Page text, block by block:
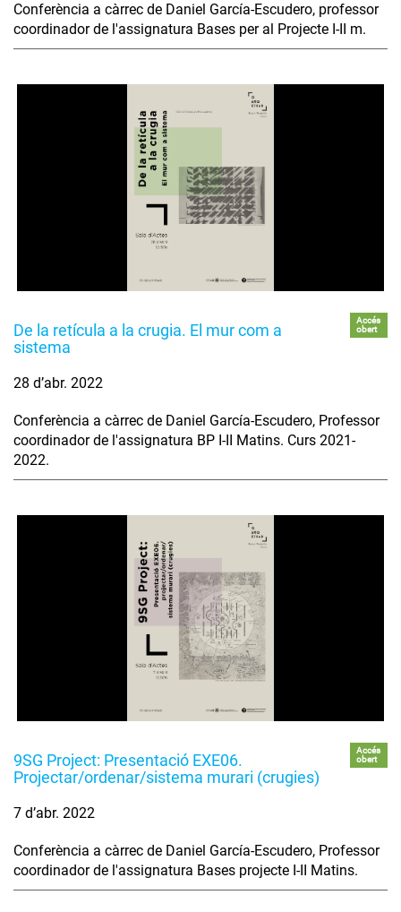
Conferència a càrrec de Daniel García-Escudero, professor
coordinador de l'assignatura Bases per al Projecte I-II m.
De la retícula a la crugia. El mur com a
sistema
Accés
obert
28 d’abr. 2022
Conferència a càrrec de Daniel García-Escudero, Professor
coordinador de l'assignatura BP I-II Matins. Curs 2021-
2022.
9SG Project: Presentació EXE06.
Projectar/ordenar/sistema murari (crugies)
Accés
obert
7 d’abr. 2022
Conferència a càrrec de Daniel García-Escudero, Professor
coordinador de l'assignatura Bases projecte I-II Matins.